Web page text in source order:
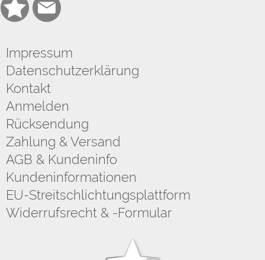
Impressum
Datenschutzerklärung
Kontakt
Anmelden
Rücksendung
Zahlung & Versand
AGB & Kundeninfo
Kundeninformationen
EU-Streitschlichtungsplattform
Widerrufsrecht & -Formular